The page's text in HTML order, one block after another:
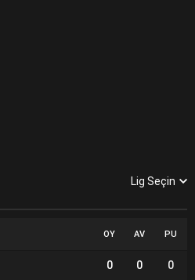
Lig Seçin
OY AV PU
0 0 0